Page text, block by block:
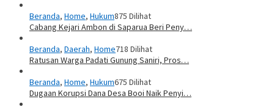
Beranda, Home, Hukum875 Dilihat
Cabang Kejari Ambon di Saparua Beri Peny…
Beranda, Daerah, Home718 Dilihat
Ratusan Warga Padati Gunung Saniri, Pros…
Beranda, Home, Hukum675 Dilihat
Dugaan Korupsi Dana Desa Booi Naik Penyi…